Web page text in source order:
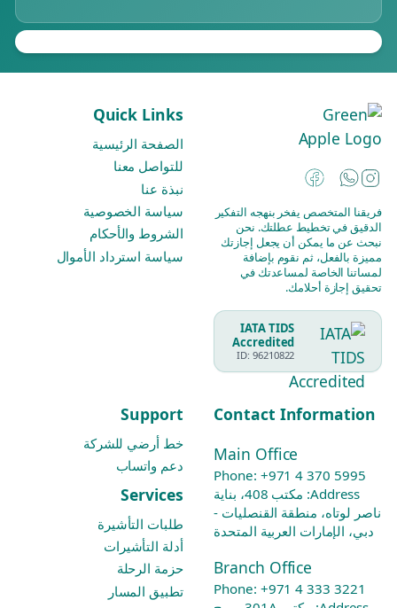
Instagram
WhatsApp
Facebook
فريقنا المتخصص يفخر بنهجه التفكير
الدقيق في تخطيط عطلتك. نحن
نبحث عن ما يمكن أن يجعل إجازتك
مميزة بالفعل، ثم نقوم بإضافة
لمساتنا الخاصة لمساعدتك في
تحقيق إجازة أحلامك.
IATA TIDS
Accredited
ID: 96210822
Quick Links
الصفحة الرئيسية
للتواصل معنا
نبذة عنا
سياسة الخصوصية
الشروط والأحكام
سياسة استرداد الأموال
Contact Information
Main Office
Phone: +971 4 370 5995
Address: مكتب 408، بناية
ناصر لوتاه، منطقة القنصليات -
دبي، الإمارات العربية المتحدة
Branch Office
Phone: +971 4 333 3221
Support
خط أرضي للشركة
دعم واتساب
Services
طلبات التأشيرة
أدلة التأشيرات
حزمة الرحلة
تطبيق المسار